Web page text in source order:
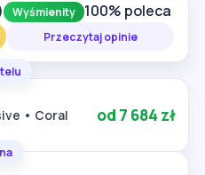
Wyśmienity 100% poleca
Przeczytaj opinie
• Coral
od 7 684 zł